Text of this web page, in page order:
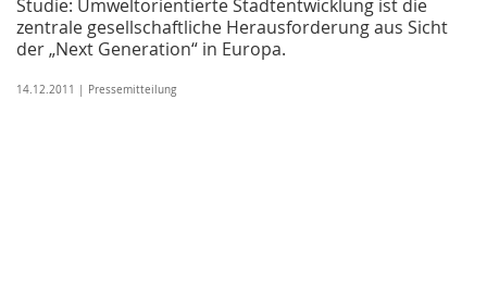
Studie: Umweltorientierte Stadtentwicklung ist die
zentrale gesellschaftliche Herausforderung aus Sicht
der „Next Generation“ in Europa.
14.12.2011 | Pressemitteilung